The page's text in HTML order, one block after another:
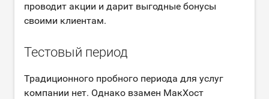
проводит акции и дарит выгодные бонусы
своими клиентам.
Тестовый период
Традиционного пробного периода для услуг
компании нет. Однако взамен МакХост